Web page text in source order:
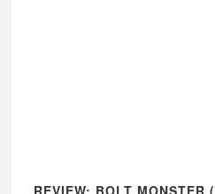
REVIEW: BOLT MONSTER